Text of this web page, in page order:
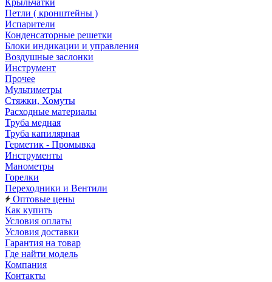
Крыльчатки
Петли ( кронштейны )
Испарители
Конденсаторные решетки
Блоки индикации и управления
Воздушные заслонки
Инструмент
Прочее
Мультиметры
Стяжки, Хомуты
Расходные материалы
Труба медная
Труба капилярная
Герметик - Промывка
Инструменты
Манометры
Горелки
Переходники и Вентили
Оптовые цены
Как купить
Условия оплаты
Условия доставки
Гарантия на товар
Где найти модель
Компания
Контакты